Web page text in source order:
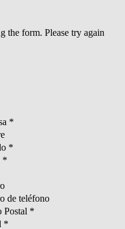
the form. Please try again
*
*
*
de teléfono
Postal *
*